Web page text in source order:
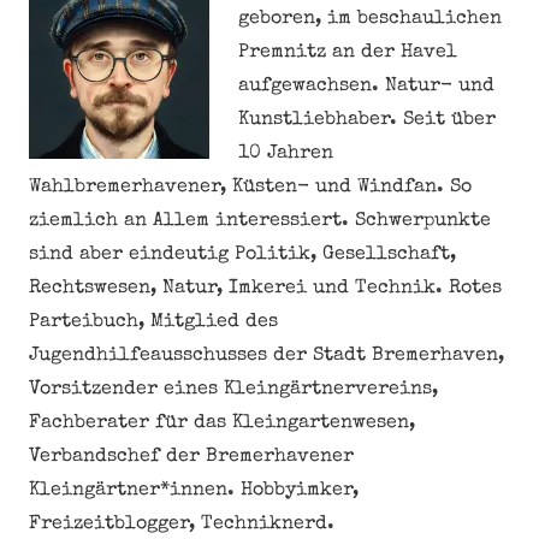
geboren, im beschaulichen
Premnitz an der Havel
aufgewachsen. Natur- und
Kunstliebhaber. Seit über
10 Jahren
Wahlbremerhavener, Küsten- und Windfan. So
ziemlich an Allem interessiert. Schwerpunkte
sind aber eindeutig Politik, Gesellschaft,
Rechtswesen, Natur, Imkerei und Technik. Rotes
Parteibuch, Mitglied des
Jugendhilfeausschusses der Stadt Bremerhaven,
Vorsitzender eines Kleingärtnervereins,
Fachberater für das Kleingartenwesen,
Verbandschef der Bremerhavener
Kleingärtner*innen. Hobbyimker,
Freizeitblogger, Techniknerd.